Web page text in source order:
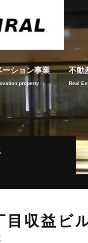
ーション事業
property
不動
Real
目収益ビ